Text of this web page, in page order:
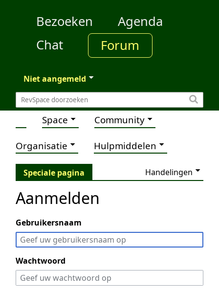
Bezoeken
Agenda
Chat
Forum
Niet aangemeld
Space Community
Organisatie Hulpmiddelen
Speciale pagina Handelingen
Aanmelden
Gebruikersnaam
Wachtwoord